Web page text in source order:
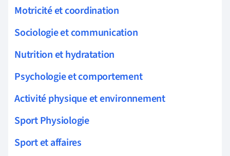
Motricité et coordination
Sociologie et communication
Nutrition et hydratation
Psychologie et comportement
Activité physique et environnement
Sport Physiologie
Sport et affaires